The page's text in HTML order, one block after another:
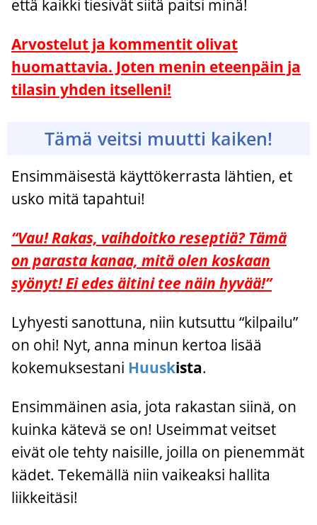
että kaikki tiesivät siitä paitsi minä!
Arvostelut ja kommentit olivat
huomattavia. Joten menin eteenpäin ja
tilasin yhden itselleni!
Tämä veitsi muutti kaiken!
Ensimmäisestä käyttökerrasta lähtien, et
usko mitä tapahtui!
“Vau! Rakas, vaihdoitko reseptiä? Tämä
on parasta kanaa, mitä olen koskaan
syönyt! Ei edes äitini tee näin hyvää!”
Lyhyesti sanottuna, niin kutsuttu “kilpailu”
on ohi! Nyt, anna minun kertoa lisää
kokemuksestani Huuskista.
Ensimmäinen asia, jota rakastan siinä, on
kuinka kätevä se on! Useimmat veitset
eivät ole tehty naisille, joilla on pienemmät
kädet. Tekemällä niin vaikeaksi hallita
liikkeitäsi!